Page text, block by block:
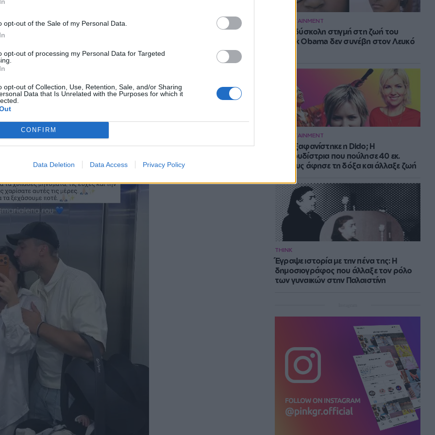
opt-out of the Sale of my Personal Data.
opt-out of processing my Personal Data for Targeted
opt-out of Collection, Use, Retention, Sale, and/or Sharing
Data that Is Unrelated with the Purposes for which it
CONFIRM
Data Deletion Data Access Privacy Policy
ENTERTAINMENT
Η πιο δύσκολη στιγμή στη ζωή του
Barack Obama δεν συνέβη στον Λευκό
ENTERTAINMENT
Πού εξαφανίστηκε η Dido; Η
τραγουδίστρια που πούλησε 40 εκ.
δίσκους άφησε τη δόξα και άλλαξε ζωή
THINK
Έγραψε ιστορία με την πένα της: Η
δημοσιογράφος που άλλαξε τον ρόλο
των γυναικών στην Παλαιστίνη
μέρες. Δε θα το ξεχάσουμε ποτέ
μία φωτογραφία από την έξοδό